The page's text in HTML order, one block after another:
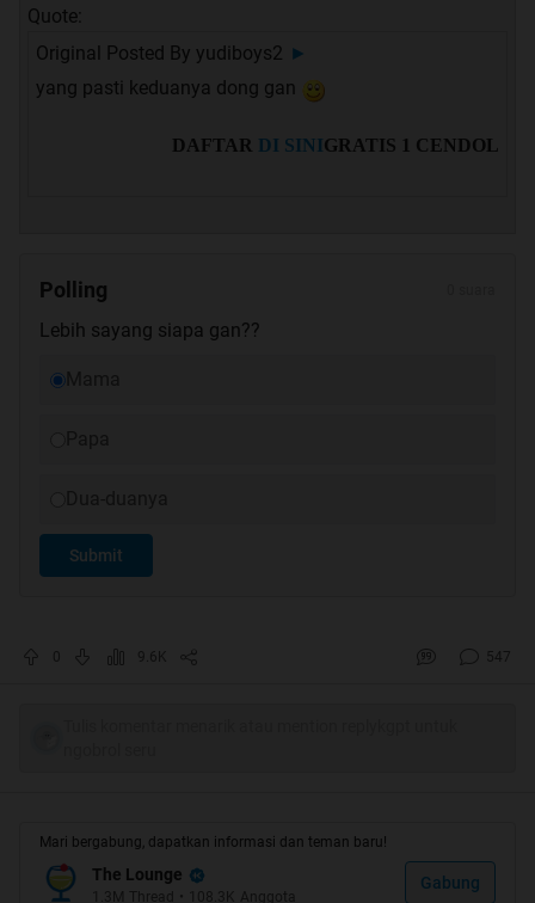
Quote:
Original Posted By yudiboys2 ►
yang pasti keduanya dong gan
DAFTAR DI SINIGRATIS 1 CENDOL
Polling
Lebih sayang siapa gan??
Submit
9.6K 547
Mari bergabung, dapatkan informasi dan teman baru!
The Lounge
1.3M Thread • 108.3K Anggota
Gabung